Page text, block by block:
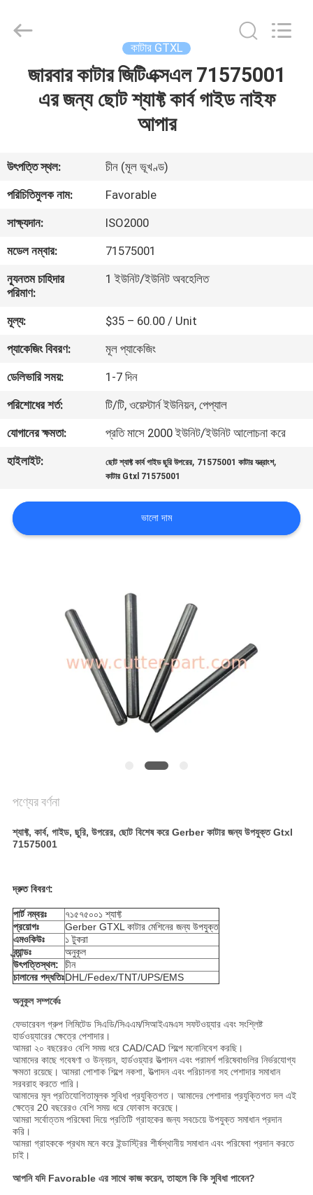
আমাদের
সম্পর্কে
কারখানা
ভ্রমণ
নিয়ন্ত্রণ
যোগাযোগ
করুন
খবর
জন্য
আবেদন
PRIVACY
EQUIPMENT
CO.,LTD.
কাটার GTXL
জারবার কাটার জিটিএক্সএল 71575001
এর জন্য ছোট শ্যাফ্ট কার্ব গাইড নাইফ
আপার
উৎপত্তি স্থল:
চীন (মূল ভূখণ্ড)
পরিচিতিমুলক নাম:
Favorable
সাক্ষ্যদান:
ISO2000
মডেল নম্বার:
71575001
ন্যূনতম চাহিদার
পরিমাণ:
1 ইউনিট/ইউনিট অবহেলিত
মূল্য:
$35 – 60.00 / Unit
প্যাকেজিং বিবরণ:
মূল প্যাকেজিং
ডেলিভারি সময়:
1-7 দিন
পরিশোধের শর্ত:
টি/টি, ওয়েস্টার্ন ইউনিয়ন, পেপ্যাল
যোগানের ক্ষমতা:
প্রতি মাসে 2000 ইউনিট/ইউনিট আলোচনা করে
হাইলাইট:
ছোট শ্যাফ্ট কার্ব গাইড ছুরি উপরের, 71575001 কাটার যন্ত্রাংশ,
কাটার Gtxl 71575001
ভালো দাম
পণ্যের বর্ণনা
শ্যাফ্ট, কার্ব, গাইড, ছুরি, উপরের, ছোট বিশেষ করে Gerber কাটার জন্য উপযুক্ত Gtxl
71575001
দ্রুত বিবরণ:
পার্ট নম্বরঃ
৭১৫৭৫০০১ শ্যাফ্ট
প্রয়োগঃ
Gerber GTXL কাটার মেশিনের জন্য উপযুক্ত
এমওকিউঃ
১ টুকরা
ব্র্যান্ডঃ
অনুকূল
উৎপত্তিস্থল:
চীন
চালানের পদ্ধতিঃDHL/Fedex/TNT/UPS/EMS
অনুকূল সম্পর্কেঃ
ফেভারেবল গ্রুপ লিমিটেড সিএডি/সিএএম/সিআইএমএস সফটওয়্যার এবং সংশ্লিষ্ট
হার্ডওয়্যারের ক্ষেত্রে পেশাদার।
আমরা ২০ বছরেরও বেশি সময় ধরে CAD/CAD শিল্পে মনোনিবেশ করছি।
আমাদের কাছে গবেষণা ও উন্নয়ন, হার্ডওয়্যার উত্পাদন এবং পরামর্শ পরিষেবাগুলির নির্ভরযোগ্য
ক্ষমতা রয়েছে। আমরা পোশাক শিল্পে নকশা, উত্পাদন এবং পরিচালনা সহ পেশাদার সমাধান
সরবরাহ করতে পারি।
আমাদের মূল প্রতিযোগিতামূলক সুবিধা প্রযুক্তিগত। আমাদের পেশাদার প্রযুক্তিগত দল এই
ক্ষেত্রে 20 বছরেরও বেশি সময় ধরে ফোকাস করেছে।
আমরা সর্বোত্তম পরিষেবা দিয়ে প্রতিটি গ্রাহকের জন্য সবচেয়ে উপযুক্ত সমাধান প্রদান
করি।
আমরা গ্রাহককে প্রথম মনে করে ইন্ডাস্ট্রির শীর্ষস্থানীয় সমাধান এবং পরিষেবা প্রদান করতে
চাই।
আপনি যদি Favorable এর সাথে কাজ করেন, তাহলে কি কি সুবিধা পাবেন?